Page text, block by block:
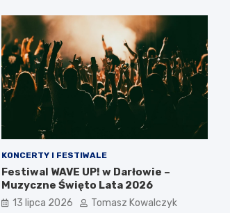
KONCERTY I FESTIWALE
Festiwal WAVE UP! w Darłowie –
Muzyczne Święto Lata 2026
13 lipca 2026 Tomasz Kowalczyk